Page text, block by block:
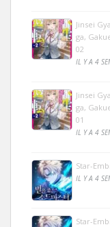
Jinsei
ga,
02
IL Y A 4
Jinsei
ga,
01
IL Y A 4
Star-
IL Y A 4
Star-